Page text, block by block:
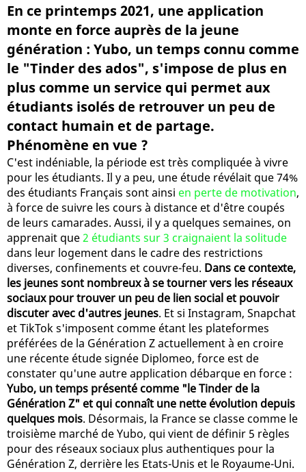
En ce printemps 2021, une application
monte en force auprès de la jeune
génération : Yubo, un temps connu comme
le "Tinder des ados", s'impose de plus en
plus comme un service qui permet aux
étudiants isolés de retrouver un peu de
contact humain et de partage.
Phénomène en vue ?
C'est indéniable, la période est très compliquée à vivre
pour les étudiants. Il y a peu, une étude révélait que 74%
des étudiants Français sont ainsi en perte de motivation,
à force de suivre les cours à distance et d'être coupés
de leurs camarades. Aussi, il y a quelques semaines, on
apprenait que2 étudiants sur 3 craignaient la solitude
dans leur logement dans le cadre des restrictions
diverses, confinements et couvre-feu. Dans ce contexte,
les jeunes sont nombreux à se tourner vers les réseaux
sociaux pour trouver un peu de lien social et pouvoir
discuter avec d'autres jeunes. Et si Instagram, Snapchat
et TikTok s'imposent comme étant les plateformes
préférées de la Génération Z actuellement à en croire
une récente étude signée Diplomeo, force est de
constater qu'une autre application débarque en force :
Yubo, un temps présenté comme "le Tinder de la
Génération Z" et qui connaît une nette évolution depuis
quelques mois. Désormais, la France se classe comme le
troisième marché de Yubo, qui vient de définir 5 règles
pour des réseaux sociaux plus authentiques pour la
Génération Z, derrière les Etats-Unis et le Royaume-Uni.